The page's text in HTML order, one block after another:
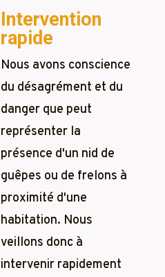
Intervention
rapide
Nous avons conscience
du désagrément et du
danger que peut
représenter la
présence d'un nid de
guêpes ou de frelons à
proximité d'une
habitation. Nous
veillons donc à
intervenir rapidement